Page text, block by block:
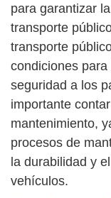
para garantizar
transporte
transporte
condiciones
seguridad a los
importante
mantenimiento,
procesos de
la durabilidad y
vehículos.